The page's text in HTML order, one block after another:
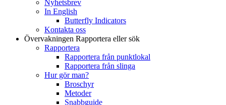
Nyhetsbrev
In English
Butterfly Indicators
Kontakta oss
Övervakningen Rapportera eller sök
Rapportera
Rapportera från punktlokal
Rapportera från slinga
Hur gör man?
Broschyr
Metoder
Snabbguide